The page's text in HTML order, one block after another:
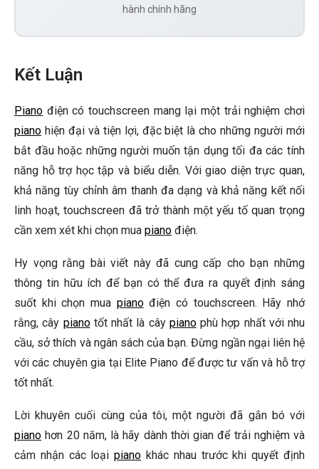
hành chính hãng
Kết Luận
Piano điện có touchscreen mang lại một trải nghiệm chơi
piano hiện đại và tiện lợi, đặc biệt là cho những người mới
bắt đầu hoặc những người muốn tận dụng tối đa các tính
năng hỗ trợ học tập và biểu diễn. Với giao diện trực quan,
khả năng tùy chỉnh âm thanh đa dạng và khả năng kết nối
linh hoạt, touchscreen đã trở thành một yếu tố quan trọng
cần xem xét khi chọn mua piano điện.
Hy vọng rằng bài viết này đã cung cấp cho bạn những
thông tin hữu ích để bạn có thể đưa ra quyết định sáng
suốt khi chọn mua pianođiện có touchscreen. Hãy nhớ
rằng, cây pianotốt nhất là cây pianophù hợp nhất với nhu
cầu, sở thích và ngân sách của bạn. Đừng ngần ngại liên hệ
với các chuyên gia tại Elite Piano để được tư vấn và hỗ trợ
tốt nhất.
Lời khuyên cuối cùng của tôi, một người đã gắn bó với
piano hơn 20 năm, là hãy dành thời gian để trải nghiệm và
cảm nhận các loạipiano khác nhau trước khi quyết định